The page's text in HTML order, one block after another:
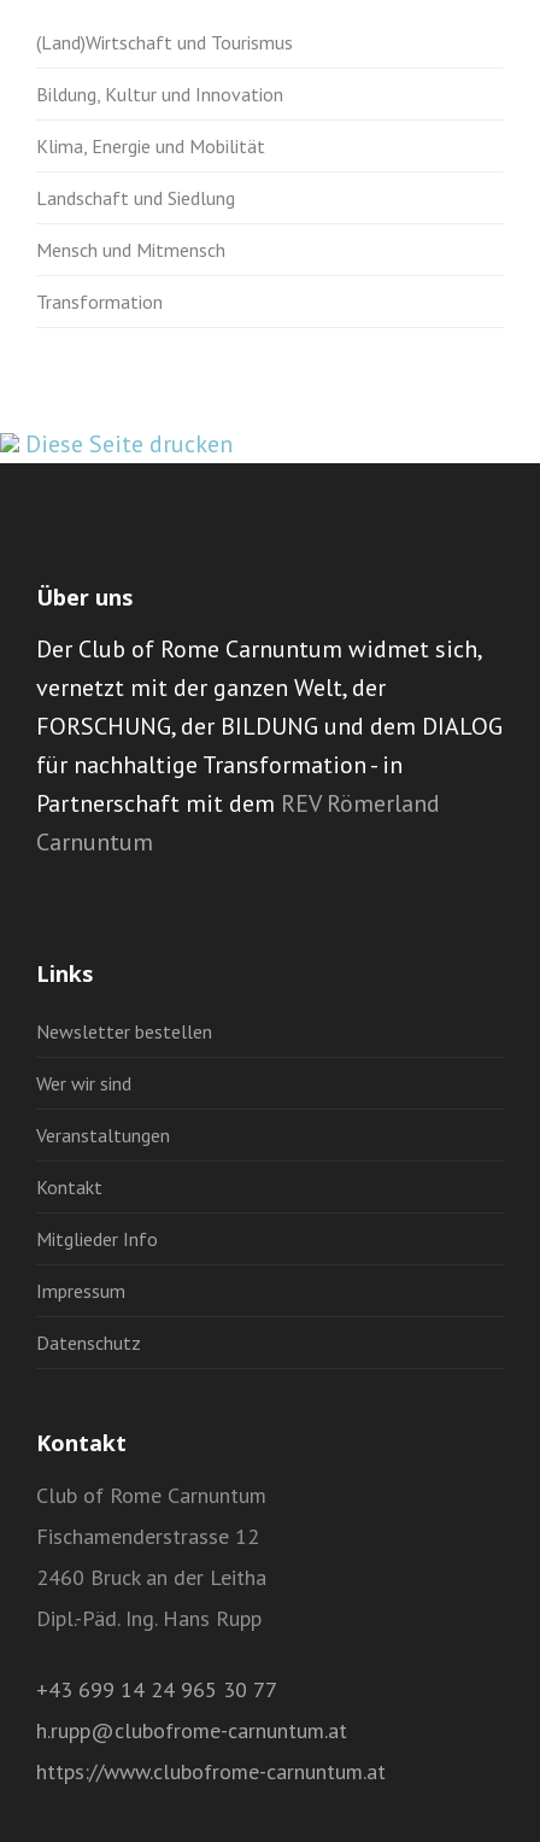
(Land)Wirtschaft und Tourismus
Bildung, Kultur und Innovation
Klima, Energie und Mobilität
Landschaft und Siedlung
Mensch und Mitmensch
Transformation
Diese Seite drucken
Über uns
Der Club of Rome Carnuntum widmet sich,
vernetzt mit der ganzen Welt, der
FORSCHUNG, der BILDUNG und dem DIALOG
für nachhaltige Transformation - in
Partnerschaft mit dem REV Römerland
Carnuntum
Links
Newsletter bestellen
Wer wir sind
Veranstaltungen
Kontakt
Mitglieder Info
Impressum
Datenschutz
Kontakt
Club of Rome Carnuntum
Fischamenderstrasse 12
2460 Bruck an der Leitha
Dipl.-Päd. Ing. Hans Rupp
+43 699 14 24 965 30 77
h.rupp@clubofrome-carnuntum.at
https://www.clubofrome-carnuntum.at